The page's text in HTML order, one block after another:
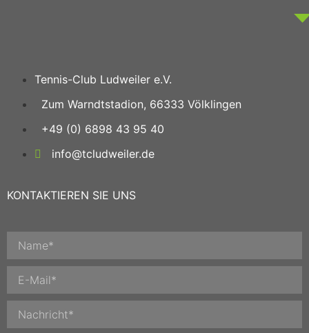
Tennis-Club Ludweiler e.V.
Zum Warndtstadion, 66333 Völklingen
+49 (0) 6898 43 95 40
info@tcludweiler.de
KONTAKTIEREN SIE UNS